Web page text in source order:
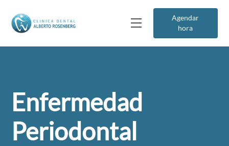
Agendar
hora
Enfermedad
Periodontal